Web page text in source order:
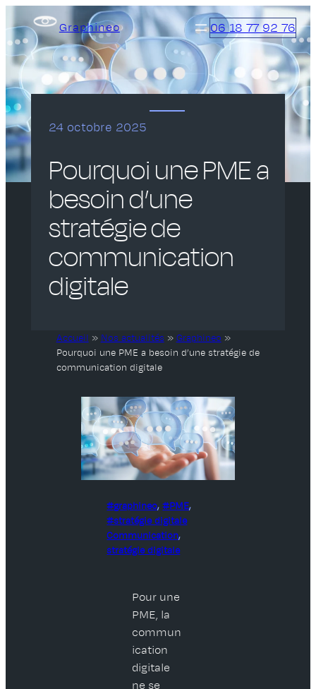
au
contenu
Graphineo 06 18 77 92 76
24 octobre 2025
Pourquoi une PME a
besoin d’une
stratégie de
communication
digitale
Accueil » Nos actualités » Graphineo »
Pourquoi une PME a besoin d’une stratégie de
communication digitale
graphineo, PME
stratégie digitale
Communication
stratégie digitale
Pour une
PME, la
commun
ication
digitale
ne se